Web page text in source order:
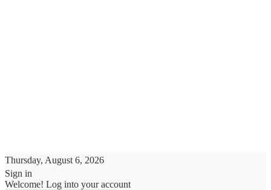
Thursday, August 6, 2026
Sign in
Welcome! Log into your account